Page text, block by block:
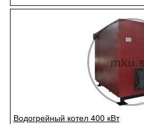
Водогрейный котел 400 кВт